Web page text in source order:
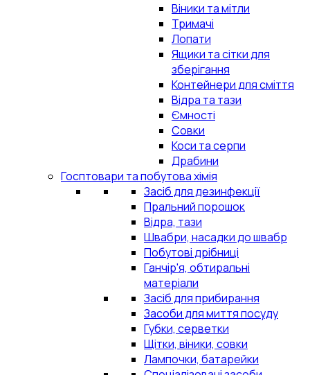
Віники та мітли
Тримачі
Лопати
Ящики та сітки для
зберігання
Контейнери для сміття
Відра та тази
Ємності
Совки
Коси та серпи
Драбини
Госптовари та побутова хімія
Засіб для дезинфекції
Пральний порошок
Відра, тази
Швабри, насадки до швабр
Побутові дрібниці
Ганчір'я, обтиральні
матеріали
Засіб для прибирання
Засоби для миття посуду
Губки, серветки
Щітки, віники, совки
Лампочки, батарейки